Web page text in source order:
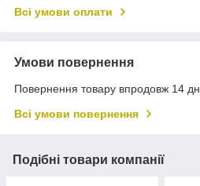
Всі умови оплати
Умови повернення
Повернення товару впродовж 14
Всі умови повернення
Подібні товари компанії